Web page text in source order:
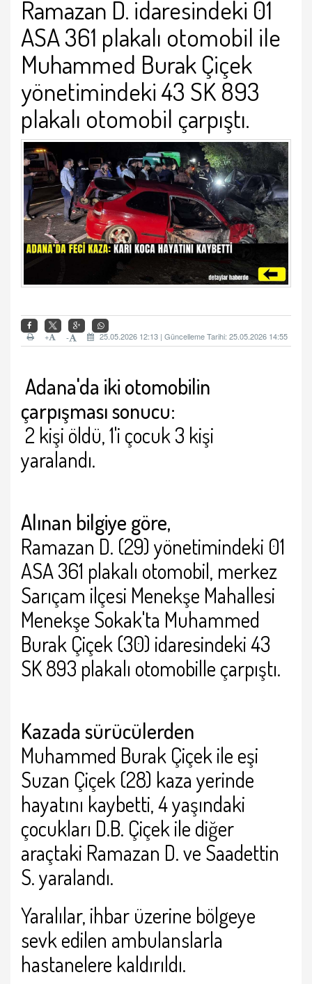
Ramazan D. idaresindeki 01
ASA 361 plakalı otomobil ile
Muhammed Burak Çiçek
yönetimindeki 43 SK 893
plakalı otomobil çarpıştı.
25.05.2026 12:13 | Güncelleme Tarihi: 25.05.2026 14:55
-
+
Adana'da iki otomobilin
çarpışması sonucu:
2 kişi öldü, 1'i çocuk 3 kişi
yaralandı.
Alınan bilgiye göre,
Ramazan D. (29) yönetimindeki 01
ASA 361 plakalı otomobil, merkez
Sarıçam ilçesi Menekşe Mahallesi
Menekşe Sokak'ta Muhammed
Burak Çiçek (30) idaresindeki 43
SK 893 plakalı otomobille çarpıştı.
Kazada sürücülerden
Muhammed Burak Çiçek ile eşi
Suzan Çiçek (28) kaza yerinde
hayatını kaybetti, 4 yaşındaki
çocukları D.B. Çiçek ile diğer
araçtaki Ramazan D. ve Saadettin
S. yaralandı.
Yaralılar, ihbar üzerine bölgeye
sevk edilen ambulanslarla
hastanelere kaldırıldı.